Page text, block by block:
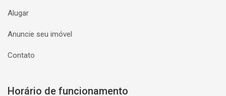
Alugar
Anuncie seu imóvel
Contato
Horário de funcionamento